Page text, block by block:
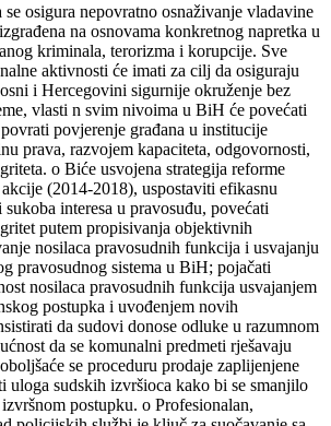
se osigura nepovratno osnaživanje vladavine
na osnovama konkretnog napretka u
kriminala, terorizma i korupcije. Sve
aktivnosti će imati za cilj da osiguraju
i Hercegovini sigurnije okruženje bez
vlasti n svim nivoima u BiH će povećati
povjerenje građana u institucije
prava, razvojem kapaciteta, odgovornosti,
o Biće usvojena strategija reforme
(2014-2018), uspostaviti efikasnu
interesa u pravosuđu, povećati
putem propisivanja objektivnih
nosilaca pravosudnih funkcija i usvajanju
pravosudnog sistema u BiH; pojačati
nosilaca pravosudnih funkcija usvajanjem
postupka i uvođenjem novih
da sudovi donose odluke u razumnom
da se komunalni predmeti rješavaju
se proceduru prodaje zaplijenjene
uloga sudskih izvršioca kako bi se smanjilo
postupku. o Profesionalan,